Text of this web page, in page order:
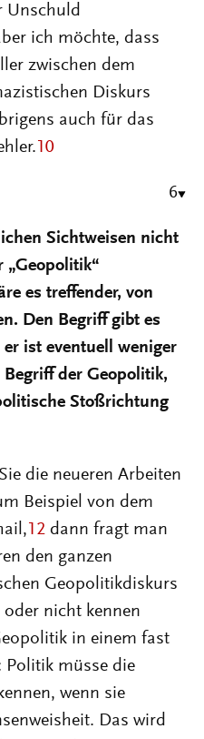
Unschuld
ich möchte, dass
zwischen dem
Diskurs
auch für das
10
6
Sichtweisen nicht
es treffender, von
Den Begriff gibt es
er ist eventuell weniger
der Geopolitik,
Stoßrichtung
die neueren Arbeiten
Beispiel von dem
12 dann fragt man
den ganzen
Geopolitikdiskurs
nicht kennen
in einem fast
Politik müsse die
wenn sie
Das wird